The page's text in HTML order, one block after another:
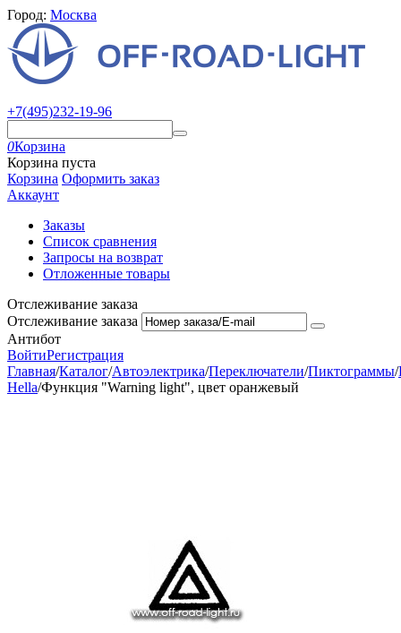
Город: Москва
+7(495)232-19-96
0Корзина
Корзина пуста
Корзина Оформить заказ
Аккаунт
Заказы
Список сравнения
Запросы на возврат
Отложенные товары
Отслеживание заказа
Отслеживание заказа
Антибот
ВойтиРегистрация
Главная/Каталог/Автоэлектрика/Переключатели/Пиктограммы/
Hella/Функция "Warning light", цвет оранжевый